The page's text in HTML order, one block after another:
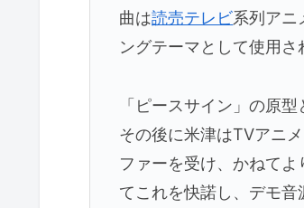
曲は読売テレビ系列アニ
ングテーマとして使用さ
「ピースサイン」の原
その後に米津はTVアニ
ファーを受け、かねて
てこれを快諾し、デモ